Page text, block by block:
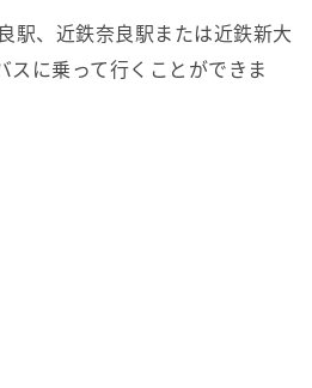
駅、近鉄奈良駅または近鉄新大
スに乗って行くことができま